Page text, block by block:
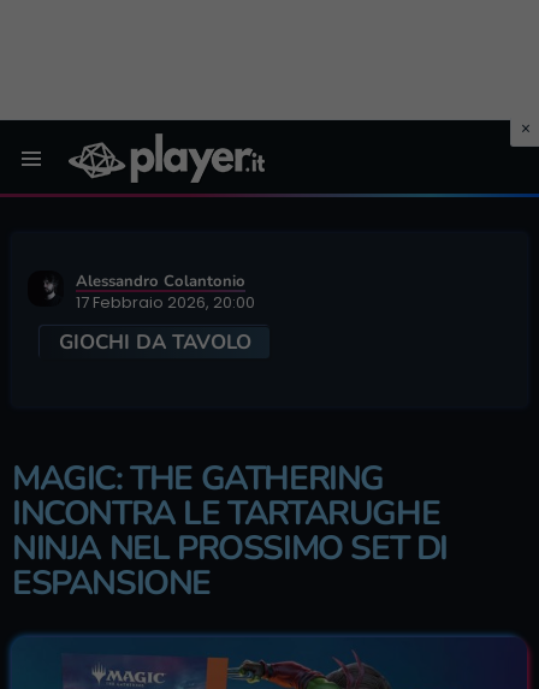
Alessandro Colantonio
17 Febbraio 2026, 20:00
GIOCHI DA TAVOLO
MAGIC: THE GATHERING
INCONTRA LE TARTARUGHE
NINJA NEL PROSSIMO SET DI
ESPANSIONE